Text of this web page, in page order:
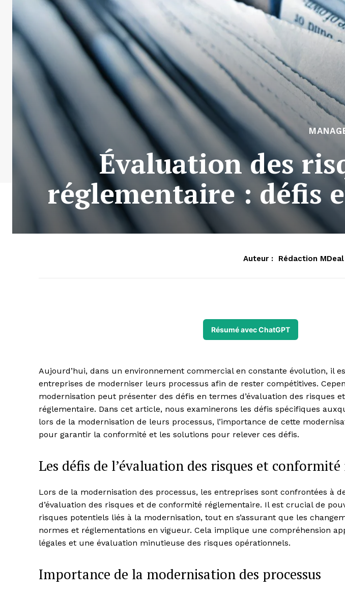
Évaluation des
réglementaire : défis
Auteur : Rédaction MDeal
Résumé avec ChatGPT
Aujourd’hui, dans un environnement commercial en constante évolution, il
entreprises de moderniser leurs processus afin de rester compétitives.
modernisation peut présenter des défis en termes d’évaluation des risques
réglementaire. Dans cet article, nous examinerons les défis spécifiques
lors de la modernisation de leurs processus, l’importance de cette
pour garantir la conformité et les solutions pour relever ces défis.
Les défis de l’évaluation des risques et
Lors de la modernisation des processus, les entreprises sont confrontées à
d’évaluation des risques et de conformité réglementaire. Il est crucial de
risques potentiels liés à la modernisation, tout en s’assurant que les
normes et réglementations en vigueur. Cela implique une compréhension
légales et une évaluation minutieuse des risques opérationnels.
Importance de la modernisation des processus